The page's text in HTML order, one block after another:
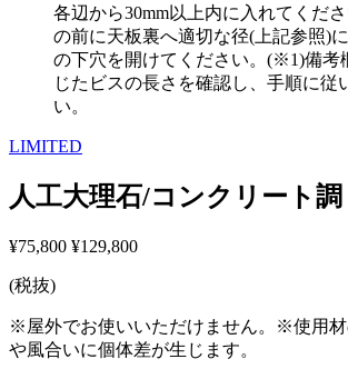
各辺から30mm以上内に入れてくだ
の前に天板裏へ適切な径(上記参照)
の下穴を開けてください。(※1)備
じたビスの長さを確認し、手順に従
い。
LIMITED
人工大理石/コンクリート調
¥75,800 ¥129,800
(税抜)
※屋外でお使いいただけません。※使用
や風合いに個体差が生じます。